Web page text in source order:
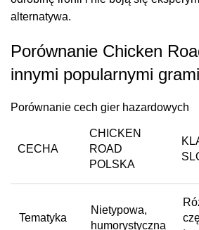
alternatywa.
Porównanie Chicken
innymi popularnymi grami
Porównanie cech gier hazardowych
CECHA
CHICKEN
ROAD
POLSKA
Tematyka
Nietypowa,
humorystyczna